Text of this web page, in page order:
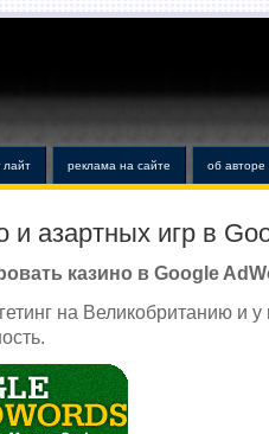
лайт реклама на сайте об авторе
и азартных игр в
казино в Google
на Великобританию и у